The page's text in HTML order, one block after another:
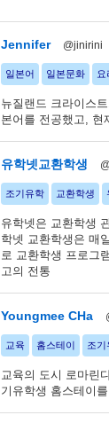
Jennifer @jinirini
일본어 일본문화 요
뉴질랜드 크라이스
본어를 전공했고, 현
유학넷교환학생
조기유학 교환학생
유학넷은 교환학생
학넷 교환학생은 매
로 교환학생 프로그
고의 전통
Youngmee CHa
교육 홈스테이 조기
교육의 도시 로마린
기유학생 홈스테이